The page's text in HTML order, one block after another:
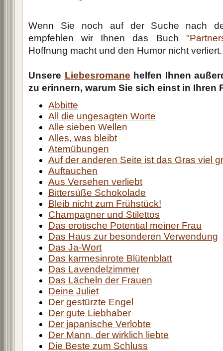
Wenn Sie noch auf der Suche nach
empfehlen wir Ihnen das Buch
Hoffnung macht und den Humor nicht verliert.
Unsere Liebesromane helfen Ihnen
zu erinnern, warum Sie sich einst in Ihren
Abbitte
All die ungesagten Worte
Alle sieben Wellen
Alles, was bleibt
Atemübungen
Auf der anderen Seite ist das Gras viel
Auftauchen
Aus Versehen verliebt
Bittersüße Schokolade
Bleib nicht zum Frühstück!
Champagner und Stilettos
Das erotische Potential meiner Frau
Das Haus zur besonderen Verwendung
Das Ja-Wort
Das karmesinrote Blütenblatt
Das Lavendelzimmer
Das Lächeln der Frauen
Deine Juliet
Der gestürzte Engel
Der gute Liebhaber
Der japanische Verlobte
Der Mann, der wirklich liebte
Die Beste zum Schluss